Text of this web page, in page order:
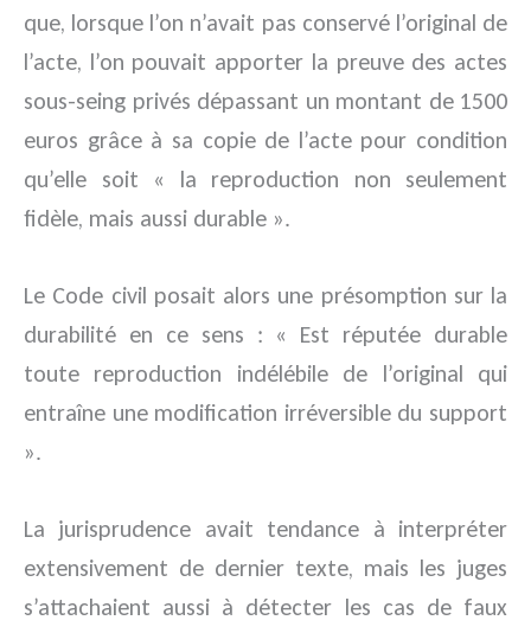
que, lorsque l’on n’avait pas conservé l’original de
l’acte, l’on pouvait apporter la preuve des actes
sous-seing privés dépassant un montant de 1500
euros grâce à sa copie de l’acte pour condition
qu’elle soit « la reproduction non seulement
fidèle, mais aussi durable ».
Le Code civil posait alors une présomption sur la
durabilité en ce sens : « Est réputée durable
toute reproduction indélébile de l’original qui
entraîne une modification irréversible du support
».
La jurisprudence avait tendance à interpréter
extensivement de dernier texte, mais les juges
s’attachaient aussi à détecter les cas de faux